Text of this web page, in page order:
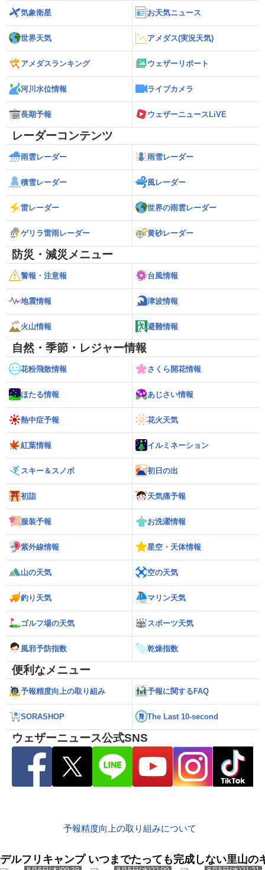
気象衛星 お天気ニュース
世界天気 アメダス(実況天気)
アメダスランキング ウェザーリポート
河川水位情報 ライブカメラ
長期予報 ウェザーニュースLiVE
レーダーコンテンツ
雨雲レーダー 雨雪レーダー
積雪レーダー 風レーダー
雷レーダー 世界の雨雲レーダー
ゲリラ雷雨レーダー 黄砂レーダー
防災・減災メニュー
警報・注意報 台風情報
地震情報 津波情報
火山情報 避難情報
自然・季節・レジャー情報
花粉飛散情報 さくら開花情報
ほたる情報 あじさい情報
熱中症予報 花火天気
紅葉情報 イルミネーション
スキー＆スノボ 初日の出
初詣 天気痛予報
服装予報 お洗濯情報
紫外線情報 星空・天体情報
山の天気 空の天気
釣り天気 マリン天気
ゴルフ場の天気 スポーツ天気
風邪予防指数 乾燥指数
便利なメニュー
予報精度向上の取り組み 予報に関するFAQ
SORASHOP The Last 10-second
ウェザーニュース公式SNS
予報精度向上の取り組みについて
デルフリキャンプ いつまでたっても完成しない里山